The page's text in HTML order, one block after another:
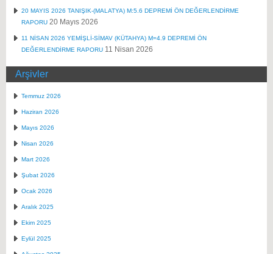
20 MAYIS 2026 TANIŞIK-(MALATYA) M:5.6 DEPREMİ ÖN DEĞERLENDİRME
RAPORU 20 Mayıs 2026
11 NİSAN 2026 YEMİŞLİ-SİMAV (KÜTAHYA) M=4.9 DEPREMİ ÖN
DEĞERLENDİRME RAPORU 11 Nisan 2026
Arşivler
Temmuz 2026
Haziran 2026
Mayıs 2026
Nisan 2026
Mart 2026
Şubat 2026
Ocak 2026
Aralık 2025
Ekim 2025
Eylül 2025